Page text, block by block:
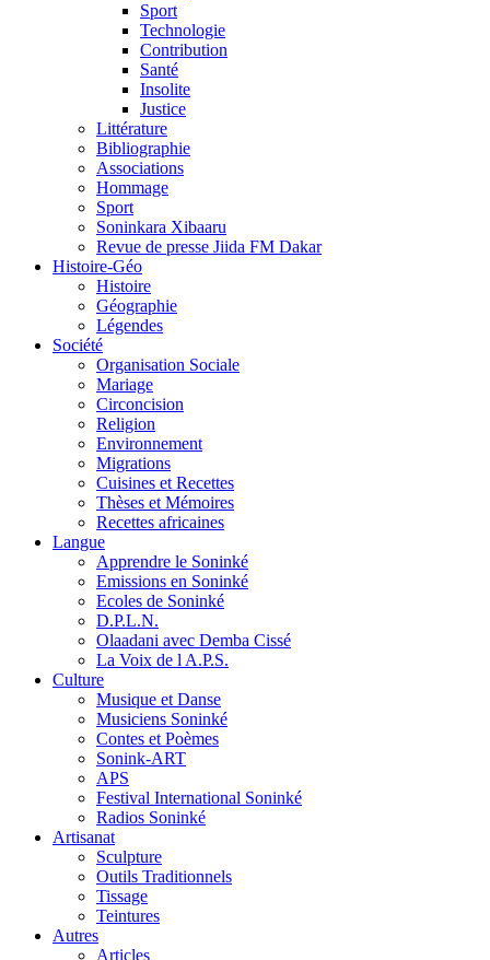
Sport
Technologie
Contribution
Santé
Insolite
Justice
Littérature
Bibliographie
Associations
Hommage
Sport
Soninkara Xibaaru
Revue de presse Jiida FM Dakar
Histoire-Géo
Histoire
Géographie
Légendes
Société
Organisation Sociale
Mariage
Circoncision
Religion
Environnement
Migrations
Cuisines et Recettes
Thèses et Mémoires
Recettes africaines
Langue
Apprendre le Soninké
Emissions en Soninké
Ecoles de Soninké
D.P.L.N.
Olaadani avec Demba Cissé
La Voix de l A.P.S.
Culture
Musique et Danse
Musiciens Soninké
Contes et Poèmes
Sonink-ART
APS
Festival International Soninké
Radios Soninké
Artisanat
Sculpture
Outils Traditionnels
Tissage
Teintures
Autres
Articles